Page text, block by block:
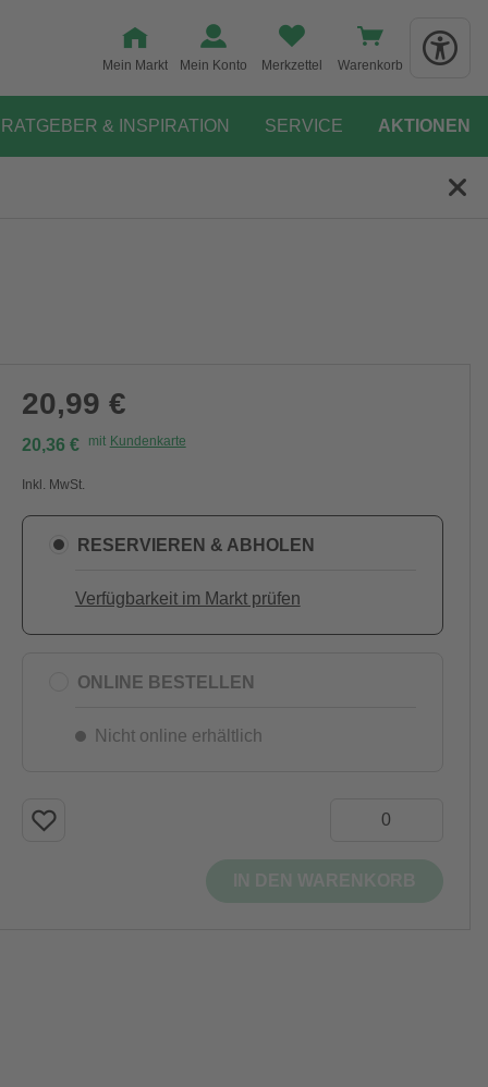
Mein Markt Mein Konto Merkzettel Warenkorb
RATGEBER & INSPIRATION SERVICE AKTIONEN
20,99 €
20,36 € mit Kundenkarte
Inkl. MwSt.
RESERVIEREN & ABHOLEN
Verfügbarkeit im Markt prüfen
ONLINE BESTELLEN
Nicht online erhältlich